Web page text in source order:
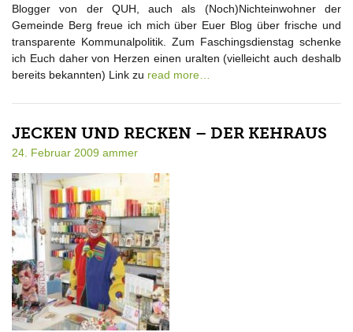
Blogger von der QUH, auch als (Noch)Nichteinwohner der
Gemeinde Berg freue ich mich über Euer Blog über frische und
transparente Kommunalpolitik. Zum Faschingsdienstag schenke
ich Euch daher von Herzen einen uralten (vielleicht auch deshalb
bereits bekannten) Link zu read more…
JECKEN UND RECKEN – DER KEHRAUS
24. Februar 2009 ammer